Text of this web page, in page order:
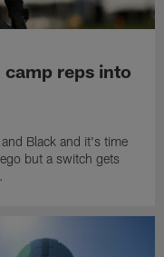
reps into
Black and it's time
but a switch gets